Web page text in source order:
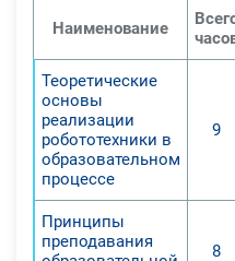
1.
3.
Наименование
Теоретические
основы
реализации
робототехники в
образовательном
процессе
9
Принципы
преподавания
8